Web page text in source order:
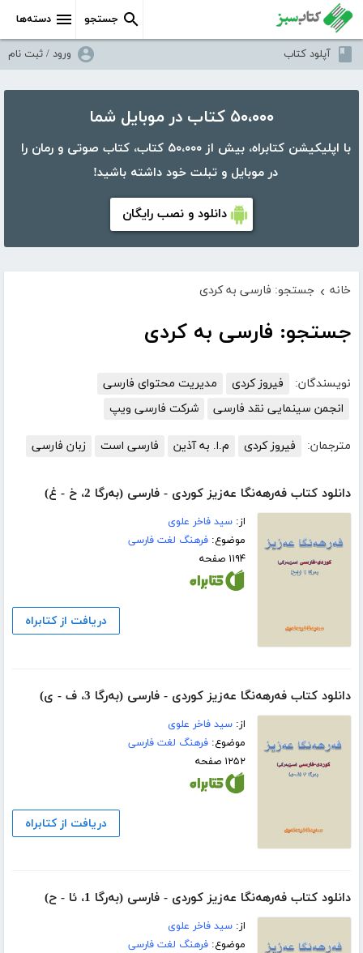
دسته‌ها جستجو
آپلود کتاب ورود / ثبت نام
۵۰،۰۰۰ کتاب در موبایل شما
با اپلیکیشن کتابراه، بیش از ۵۰،۰۰۰ کتاب، کتاب صوتی و رمان را
در موبایل و تبلت خود داشته باشید!
دانلود و نصب رایگان
خانه › جستجو: فارسی به کردی
جستجو: فارسی به کردی
نویسندگان: فیروز کردی
مدیریت محتوای فارسی
انجمن سینمایی نقد فارسی
شرکت فارسی ویپ
مترجمان: فیروز کردی م.ا. به آذین فارسی است زبان فارسی
دانلود کتاب فه‌رهه‌نگا عه‌زیز کوردی - فارسی (به‌رگا 2، خ - غ)
از:سید فاخر علوی
موضوع:فرهنگ لغت فارسی
۱۱۹۴ صفحه
دریافت از کتابراه
دانلود کتاب فه‌رهه‌نگا عه‌زیز کوردی - فارسی (به‌رگا 3، ف - ی)
از:سید فاخر علوی
موضوع:فرهنگ لغت فارسی
۱۲۵۲ صفحه
دریافت از کتابراه
دانلود کتاب فه‌رهه‌نگا عه‌زیز کوردی - فارسی (به‌رگا 1، ئا - ح)
از:سید فاخر علوی
موضوع:فرهنگ لغت فارسی